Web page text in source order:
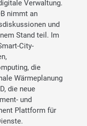
Verwaltung.
nimmt an
und
Stand teil. Im
City-
die
Wärmeplanung
die neue
und
Plattform für